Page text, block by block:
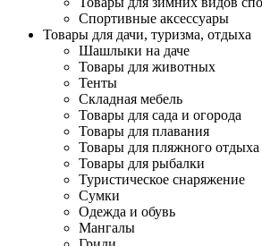
Спортивные аксессуары
Товары для дачи, туризма, отдыха
Шашлыки на даче
Товары для животных
Тенты
Складная мебель
Товары для сада и огорода
Товары для плавания
Товары для пляжного отдыха
Товары для рыбалки
Туристическое снаряжение
Сумки
Одежда и обувь
Мангалы